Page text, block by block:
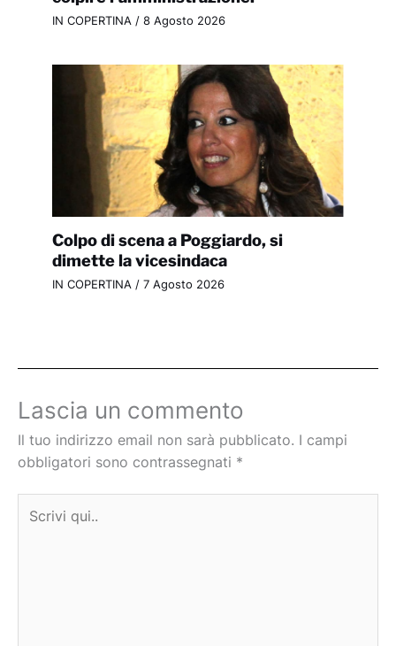
IN COPERTINA / 8 Agosto 2026
Colpo di scena a Poggiardo, si
dimette la vicesindaca
IN COPERTINA / 7 Agosto 2026
Lascia un commento
Il tuo indirizzo email non sarà pubblicato. I campi
obbligatori sono contrassegnati *
qui..